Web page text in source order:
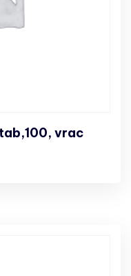
vrac